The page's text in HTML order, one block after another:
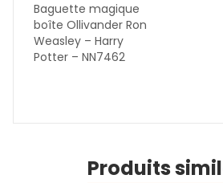
Baguette magique
boîte Ollivander Ron
Weasley – Harry
Potter – NN7462
Produits